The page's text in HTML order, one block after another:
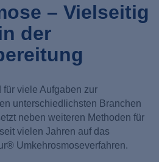
– Vielseitig
der
für viele Aufgaben zur
unterschiedlichsten Branchen
neben weiteren Methoden für
vielen Jahren auf das
Umkehrosmoseverfahren.